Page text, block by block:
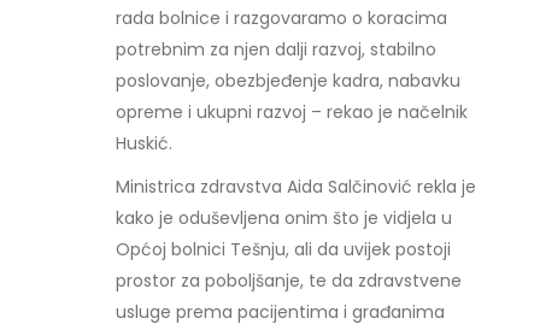
rada bolnice i razgovaramo o koracima
potrebnim za njen dalji razvoj, stabilno
poslovanje, obezbjeđenje kadra, nabavku
opreme i ukupni razvoj – rekao je načelnik
Huskić.
Ministrica zdravstva Aida Salčinović rekla je
kako je oduševljena onim što je vidjela u
Općoj bolnici Tešnju, ali da uvijek postoji
prostor za poboljšanje, te da zdravstvene
usluge prema pacijentima i građanima